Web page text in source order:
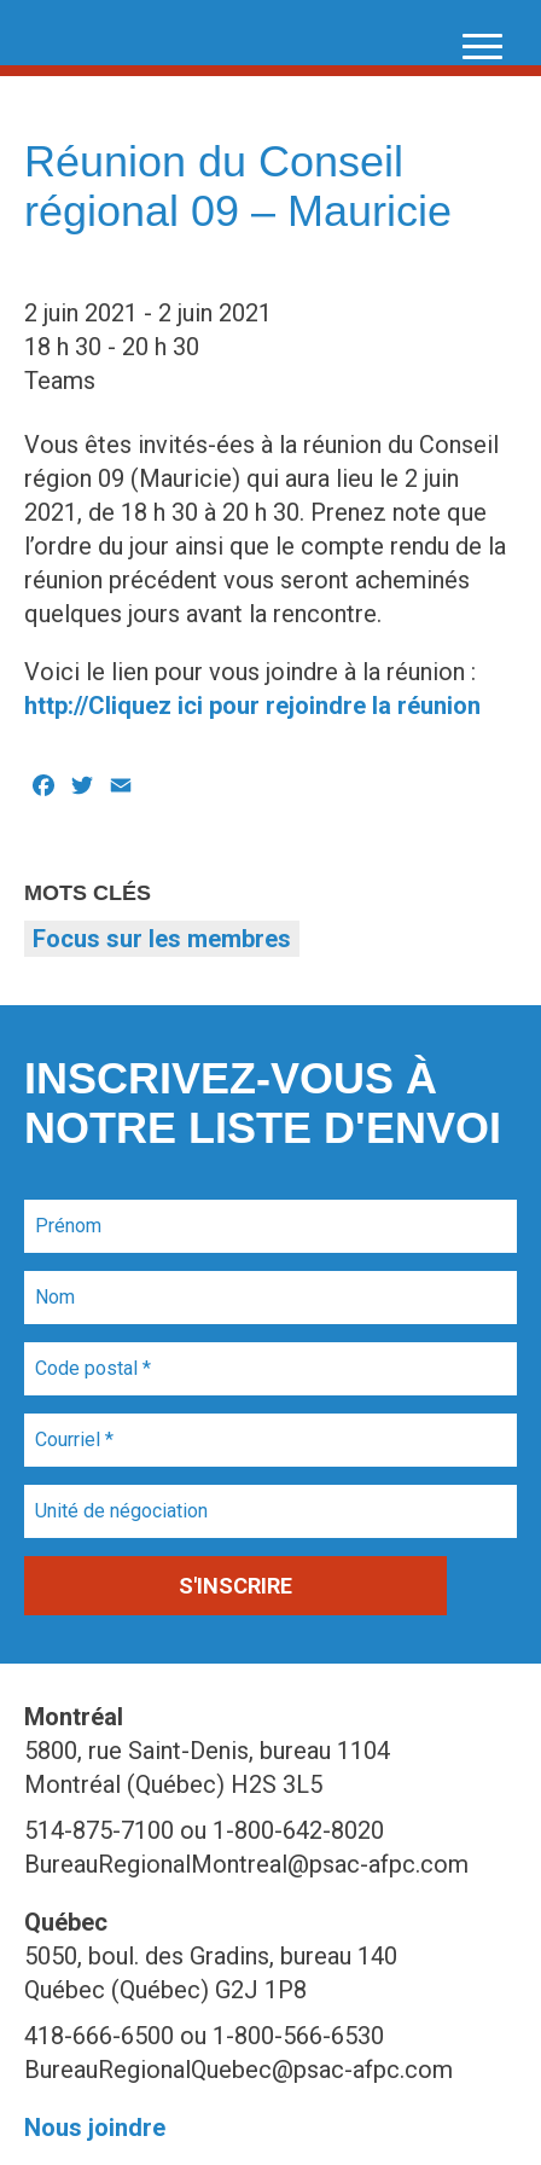
content
Réunion du Conseil
régional 09 – Mauricie
2 juin 2021 - 2 juin 2021
18 h 30 - 20 h 30
Teams
Vous êtes invités-ées à la réunion du Conseil
région 09 (Mauricie) qui aura lieu le 2 juin
2021, de 18 h 30 à 20 h 30. Prenez note que
l’ordre du jour ainsi que le compte rendu de la
réunion précédent vous seront acheminés
quelques jours avant la rencontre.
Voici le lien pour vous joindre à la réunion :
http://Cliquez ici pour rejoindre la réunion
Facebook
Twitter
MOTS CLÉS
Focus sur les membres
INSCRIVEZ-VOUS À
NOTRE LISTE D'ENVOI
Montréal
5800, rue Saint-Denis, bureau 1104
Montréal (Québec) H2S 3L5
514-875-7100 ou 1-800-642-8020
BureauRegionalMontreal@psac-afpc.com
Québec
5050, boul. des Gradins, bureau 140
Québec (Québec) G2J 1P8
418-666-6500 ou 1-800-566-6530
BureauRegionalQuebec@psac-afpc.com
Nous joindre